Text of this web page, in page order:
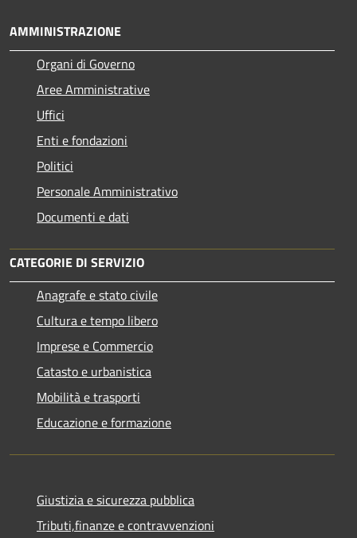
AMMINISTRAZIONE
Organi di Governo
Aree Amministrative
Uffici
Enti e fondazioni
Politici
Personale Amministrativo
Documenti e dati
CATEGORIE DI SERVIZIO
Anagrafe e stato civile
Cultura e tempo libero
Imprese e Commercio
Catasto e urbanistica
Mobilità e trasporti
Educazione e formazione
Giustizia e sicurezza pubblica
Tributi,finanze e contravvenzioni